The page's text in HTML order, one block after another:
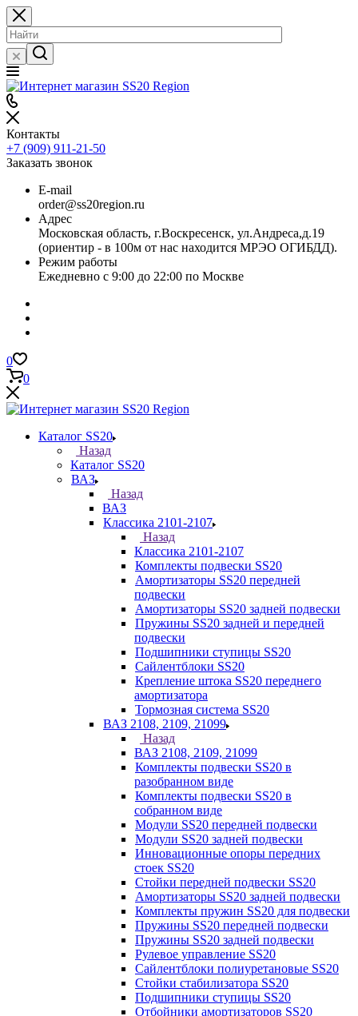
Контакты
+7 (909) 911-21-50
Заказать звонок
E-mail
order@ss20region.ru
Адрес
Московская область, г.Воскресенск, ул.Андреса,д.19
(ориентир - в 100м от нас находится МРЭО ОГИБДД).
Режим работы
Ежедневно с 9:00 до 22:00 по Москве
0
0
Каталог SS20
Назад
Каталог SS20
ВАЗ
Назад
ВАЗ
Классика 2101-2107
Назад
Классика 2101-2107
Комплекты подвески SS20
Амортизаторы SS20 передней
подвески
Амортизаторы SS20 задней подвески
Пружины SS20 задней и передней
подвески
Подшипники ступицы SS20
Сайлентблоки SS20
Крепление штока SS20 переднего
амортизатора
Тормозная система SS20
ВАЗ 2108, 2109, 21099
Назад
ВАЗ 2108, 2109, 21099
Комплекты подвески SS20 в
разобранном виде
Комплекты подвески SS20 в
собранном виде
Модули SS20 передней подвески
Модули SS20 задней подвески
Инновационные опоры передних
стоек SS20
Стойки передней подвески SS20
Амортизаторы SS20 задней подвески
Комплекты пружин SS20 для подвески
Пружины SS20 передней подвески
Пружины SS20 задней подвески
Рулевое управление SS20
Сайлентблоки полиуретановые SS20
Стойки стабилизатора SS20
Подшипники ступицы SS20
Отбойники амортизаторов SS20